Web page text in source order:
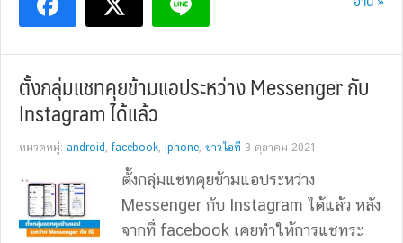
ตั้งกลุ่มแชทคุยข้ามแอประหว่าง Messenger กับ
Instagram ได้แล้ว
หมวดหมู่: android ,facebook, iphone, ข่าวไอที 3 ตุลาคม 2021
ตั้งกลุ่มแชทคุยข้ามแอประหว่าง
Messenger กับ Instagram ได้แล้ว หลัง
จากที่ facebook เคยทำให้การแชทระ